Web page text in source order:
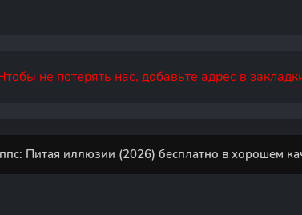
не потерять нас, добавьте адрес в
Питая иллюзии (2026) бесплатно в хорошем